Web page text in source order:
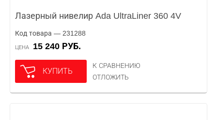
Лазерный нивелир Ada UltraLiner 360 4V
Код товара — 231288
ЦЕНА 15 240 РУБ.
КУПИТЬ
К СРАВНЕНИЮ
ОТЛОЖИТЬ